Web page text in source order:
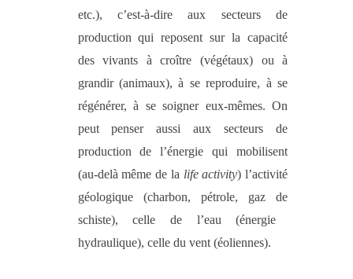
etc.), c’est-à-dire aux secteurs de
production qui reposent sur la capacité
des vivants à croître (végétaux) ou à
grandir (animaux), à se reproduire, à se
régénérer, à se soigner eux-mêmes. On
peut penser aussi aux secteurs de
production de l’énergie qui mobilisent
(au-delà même de la life activity)l’activité
géologique (charbon, pétrole, gaz de
schiste), celle de l’eau (énergie
hydraulique), celle du vent (éoliennes).